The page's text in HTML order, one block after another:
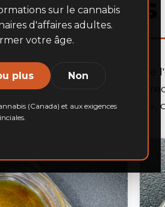
sur le cannabis
d'affaires adultes.
votre âge.
plus Non
(Canada) et aux exigences
Rosines
Découvrez le summum de
offrons à la fois de la «
la « Live Rosin